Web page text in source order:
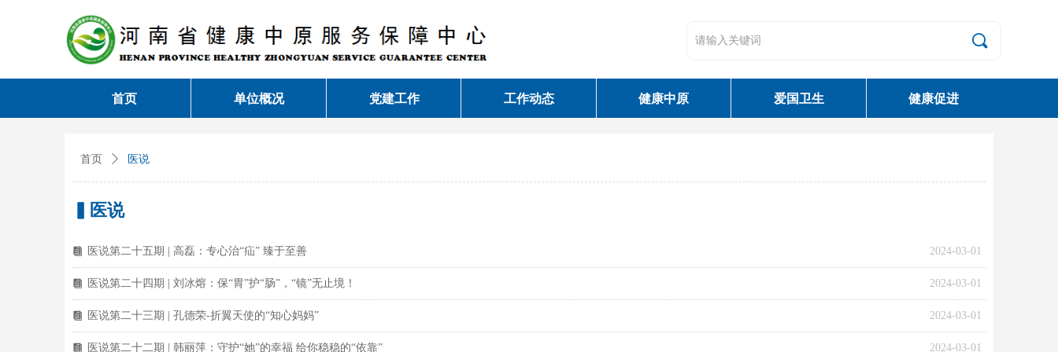
首页 单位概况 党建工作 工作动态 健康中原 爱国卫生 健康促进
끠
▍医说
2024-03-01
뀴 医说第二十五期 | 高磊：专心治“疝” 臻于至善
2024-03-01
뀴 医说第二十四期 | 刘冰熔：保“胃”护“肠”，“镜”无止境！
2024-03-01
뀴 医说第二十三期 | 孔德荣-折翼天使的“知心妈妈”
2024-03-01
뀴 医说第二十二期 | 韩丽萍：守护“她”的幸福 给你稳稳的“依靠”
首页 ꄲ 医说